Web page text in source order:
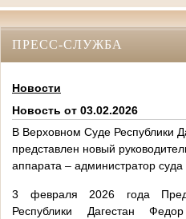
ПРЕСС-СЛУЖБА
Новости
Новость от 03.02.2026
️В Верховном Суде Республики
представлен новый
аппарата – администратор суда
3 февраля 2026 года
Республики Дагестан